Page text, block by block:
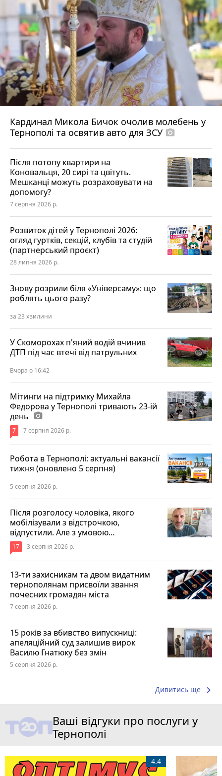
Кардинал Микола Бичок очолив молебень у
Тернополі та освятив авто для ЗСУ photo_camera
Після потопу квартири на
Коновальця, 20 сирі та цвітуть.
Мешканці можуть розраховувати на
допомогу?
7 серпня 2026 р.
Розвиток дітей у Тернополі 2026:
огляд гуртків, секцій, клубів та студій
(партнерський проєкт)
28 липня 2026 р.
Знову розрили біля «Універсаму»: що
роблять цього разу?
за 23 хвилини
У Скоморохах п'яний водій вчинив
ДТП під час втечі від патрульних
Вчора о 16:42
Мітинги на підтримку Михайла
Федорова у Тернополі тривають 23-ій
день photo_camera
7 7 серпня 2026 р.
Робота в Тернополі: актуальні вакансії
тижня (оновлено 5 серпня)
5 серпня 2026 р.
Після розголосу чоловіка, якого
мобілізували з відстрочкою,
відпустили. Але з умовою…
17 3 серпня 2026 р.
13-ти захисникам та двом видатним
тернополянам присвоїли звання
почесних громадян міста
7 серпня 2026 р.
15 років за вбивство випускниці:
апеляційний суд залишив вирок
Василю Гнатюку без змін
5 серпня 2026 р.
Дивитись ще keyboard_arrow_right
Ваші відгуки про послуги у
Тернополі
4.4